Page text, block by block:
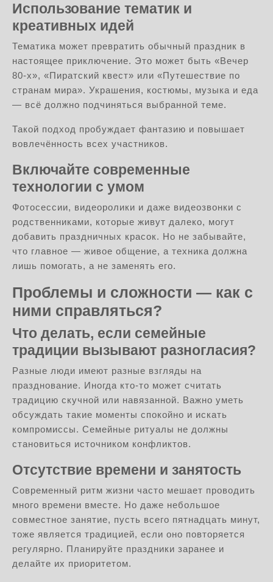
Использование тематик и
креативных идей
Тематика может превратить обычный праздник в
настоящее приключение. Это может быть «Вечер
80-х», «Пиратский квест» или «Путешествие по
странам мира». Украшения, костюмы, музыка и еда
— всё должно подчиняться выбранной теме.
Такой подход пробуждает фантазию и повышает
вовлечённость всех участников.
Включайте современные
технологии с умом
Фотосессии, видеоролики и даже видеозвонки с
родственниками, которые живут далеко, могут
добавить праздничных красок. Но не забывайте,
что главное — живое общение, а техника должна
лишь помогать, а не заменять его.
Проблемы и сложности — как с
ними справляться?
Что делать, если семейные
традиции вызывают разногласия?
Разные люди имеют разные взгляды на
празднование. Иногда кто-то может считать
традицию скучной или навязанной. Важно уметь
обсуждать такие моменты спокойно и искать
компромиссы. Семейные ритуалы не должны
становиться источником конфликтов.
Отсутствие времени и занятость
Современный ритм жизни часто мешает проводить
много времени вместе. Но даже небольшое
совместное занятие, пусть всего пятнадцать минут,
тоже является традицией, если оно повторяется
регулярно. Планируйте праздники заранее и
делайте их приоритетом.